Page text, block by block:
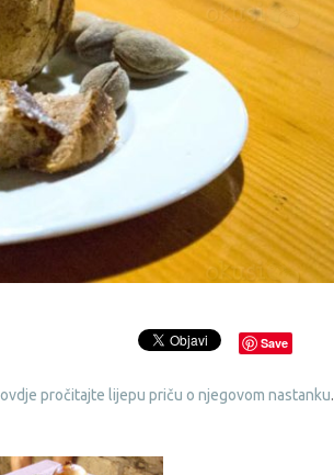
Save
ovdje pročitajte lijepu priču o njegovom nastanku.